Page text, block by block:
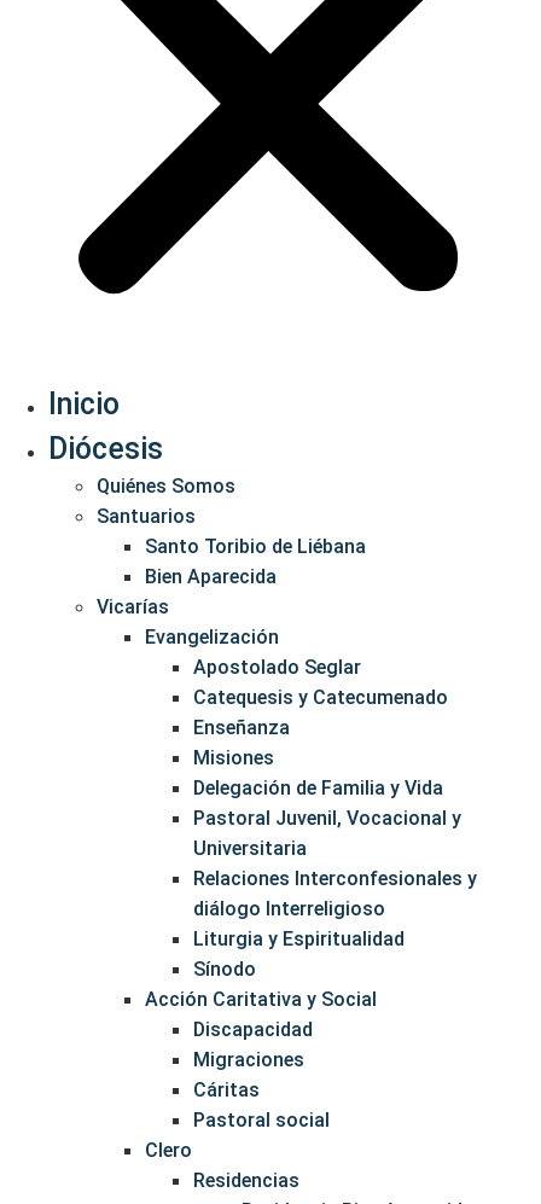
Inicio
Diócesis
Quiénes Somos
Santuarios
Santo Toribio de Liébana
Bien Aparecida
Vicarías
Evangelización
Apostolado Seglar
Catequesis y Catecumenado
Enseñanza
Misiones
Delegación de Familia y Vida
Pastoral Juvenil, Vocacional y
Universitaria
Relaciones Interconfesionales y
diálogo Interreligioso
Liturgia y Espiritualidad
Sínodo
Acción Caritativa y Social
Discapacidad
Migraciones
Cáritas
Pastoral social
Clero
Residencias